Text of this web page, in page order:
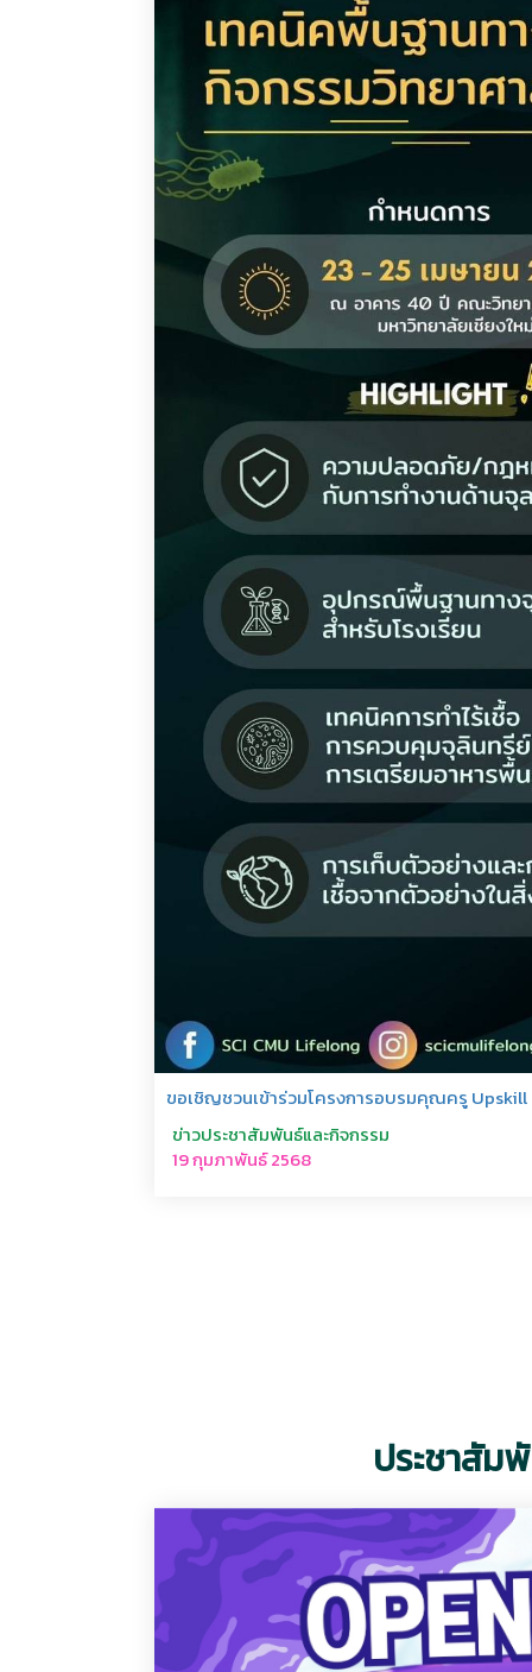
ขอเชิญชวนเข้าร่วมโครงการอบรมคุณครู
ข่าวประชาสัมพันธ์และกิจกรรม
19 กุมภาพันธ์ 2568
ประชาสัม